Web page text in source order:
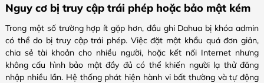
Nguy cơ bị truy cập trái phép hoặc bảo mật kém
Trong một số trường hợp ít gặp hơn, đầu ghi Dahua bị khóa admin
có thể do bị truy cập trái phép. Việc đặt mật khẩu quá đơn giản,
chia sẻ tài khoản cho nhiều người, hoặc kết nối Internet nhưng
không cấu hình bảo mật đầy đủ có thể khiến người lạ thử đăng
nhập nhiều lần. Hệ thống phát hiện hành vi bất thường và tự động